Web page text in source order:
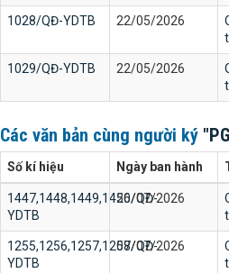
1028/QĐ-YDTB 22/05/2026
1029/QĐ-YDTB 22/05/2026
Các văn bản cùng người ký
Số kí hiệu Ngày ban hành
1447,1448,1449,1450/QĐ-
YDTB
26/07/2026
1255,1256,1257,1258/QĐ-
YDTB
07/07/2026